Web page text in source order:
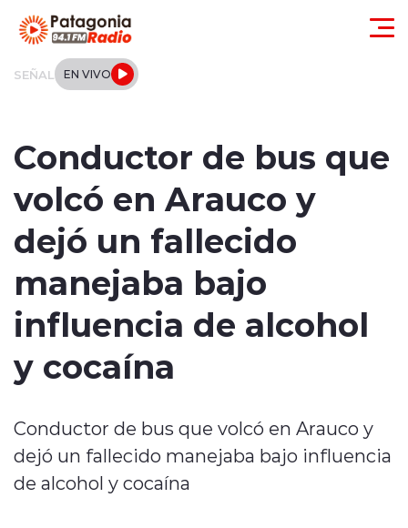
SEÑAL EN VIVO
Local
Tendencias
Internacional
Deportes
Quienes Somos
Conductor de bus que
volcó en Arauco y
dejó un fallecido
manejaba bajo
influencia de alcohol
y cocaína
Conductor de bus que volcó en Arauco y
dejó un fallecido manejaba bajo influencia
de alcohol y cocaína